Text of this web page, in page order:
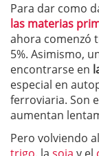
Para dar como
las materias
ahora comenzó
5%. Asimismo,
encontrarse en
especial en
ferroviaria. Son
aumentan
Pero volviendo